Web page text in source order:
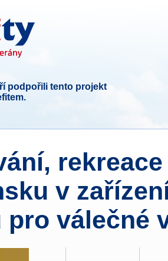
podpořili tento projekt
v
pro válečné